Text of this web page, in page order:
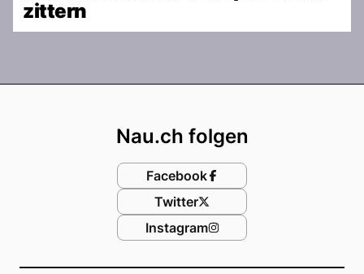
zittern
Nau.ch folgen
Facebook
Twitter
Instagram